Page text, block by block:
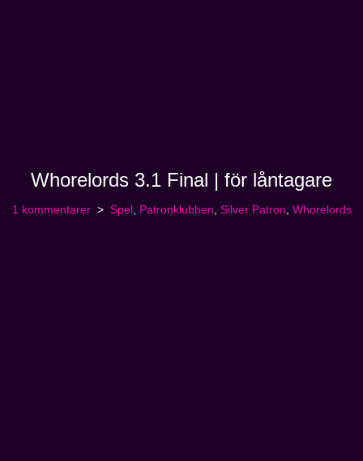
Whorelords 3.1 Final | för låntagare
1 kommentarer Spel Patronklubben Silver Patron Whorelords